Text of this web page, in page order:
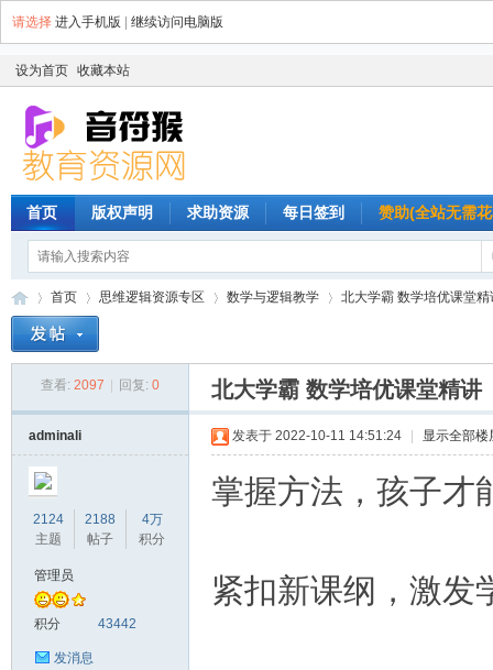
请选择 进入手机版 继续访问电脑版
设为首页 收藏本站
首页 版权声明 求助资源 每日签到 赞助(全站无需
首页
›
思维逻辑资源专区 数学与逻辑教学
›
北大学霸 数学培优课堂
查看: 2097 回复: 0 北大学霸 数学培优课堂精讲
adminali
2124
主题
2188
帖子
4万
积分
管理员
积分 43442
发消息
发表于 2022-10-11 14:51:24 显示全部楼
掌握方法，孩子才
紧扣新课纲，激发